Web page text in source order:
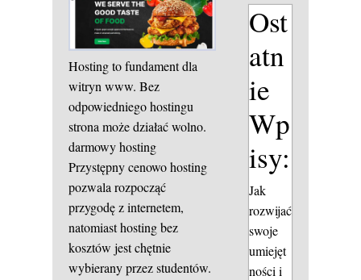
Hosting to fundament dla
witryn www. Bez
odpowiedniego hostingu
strona może działać wolno.
darmowy hosting
Przystępny cenowo hosting
pozwala rozpocząć
przygodę z internetem,
natomiast hosting bez
kosztów jest chętnie
wybierany przez studentów.
Ost
atn
ie
Wp
isy:
Jak
rozwijać
swoje
umiejęt
ności i